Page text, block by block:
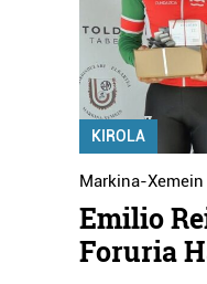
KIROLA
Markina-Xemein
Emilio
Foruria